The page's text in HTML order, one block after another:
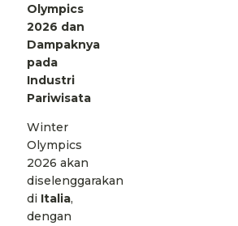
Olympics
2026 dan
Dampaknya
pada
Industri
Pariwisata
Winter
Olympics
2026 akan
diselenggarakan
di Italia,
dengan